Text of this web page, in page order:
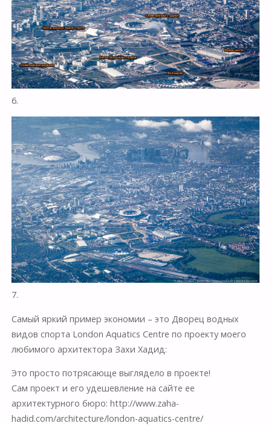
6.
7.
Самый яркий пример экономии – это Дворец водных
видов спорта London Aquatics Centre по проекту моего
любимого архитектора Захи Хадид:
Это просто потрясающе выглядело в проекте!
Сам проект и его удешевление на сайте ее
архитектурного бюро: http://www.zaha-
hadid.com/architecture/london-aquatics-centre/